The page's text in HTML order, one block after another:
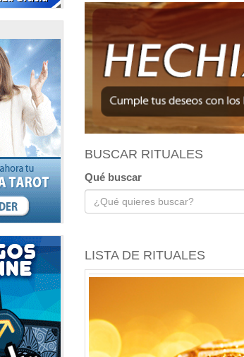
BUSCAR RITUALES
Qué buscar
LISTA DE RITUALES